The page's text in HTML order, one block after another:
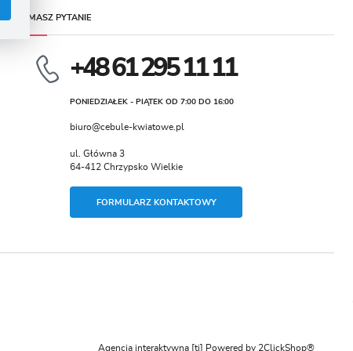
MASZ PYTANIE
+48 61 295 11 11
PONIEDZIAŁEK - PIĄTEK OD 7:00 DO 16:00
biuro@cebule-kwiatowe.pl
ul. Główna 3
64-412 Chrzypsko Wielkie
FORMULARZ KONTAKTOWY
Agencja interaktywna [ti] Powered by 2ClickShop®